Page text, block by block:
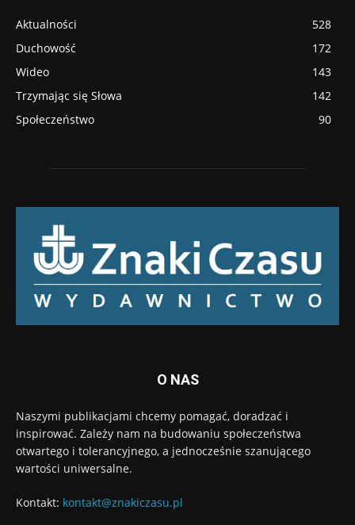
Aktualności
528
Duchowość
172
Wideo
143
Trzymając się Słowa
142
Społeczeństwo
90
O NAS
Naszymi publikacjami chcemy pomagać, doradzać i
inspirować. Zależy nam na budowaniu społeczeństwa
otwartego i tolerancyjnego, a jednocześnie szanującego
wartości uniwersalne.
Kontakt: kontakt@znakiczasu.pl